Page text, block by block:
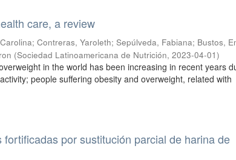
care, a review
;Contreras, Yaroleth;Sepúlveda, Fabiana; Bustos,
(Sociedad Latinoamericana de Nutrición,2023-04-01)
in the world has been increasing in recent years
people suffering obesity and overweight, related with
por sustitución parcial de harina de